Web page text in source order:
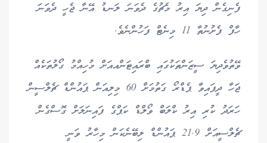
ފެނިގެން ދިޔަ އިރު މެޗުގެ ދެވަނަ ލަނޑު އޭނާ ޖެހީ ދެވަނަ
ހާފް ފެށުނުތާ 11 މިނެޓް ފަހުންނެވެ.
ވޭތުވެދިޔަ ސީޒަންތަކުގައި ބްރައިޓަންއއަށް މުހިއްމު ގޯލުތަކެއް
ޖަހާ ދީފައިވާ ޕެޑްރޯ ގަތުމަށް 60 މިލިއަން ޕައުންޑް ޗެލްސީން
ހަރަދު ކުރި އިރު ކްލަބް ވޯލްޑް ކަޕްގެ ފައިނަލަށް ގޮސްގެން
ޗެލްސީއަށް 21.9 ޕައުންޑް ލިބޭނެކަން މިހާރު ވަނީ